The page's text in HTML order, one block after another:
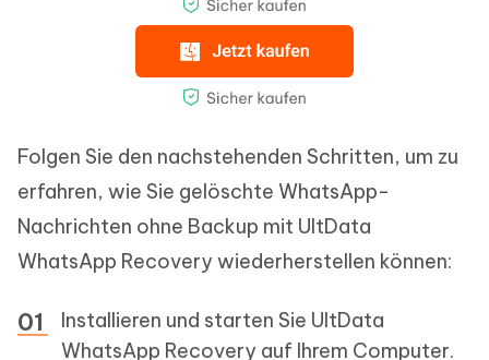
Folgen Sie den nachstehenden Schritten, um zu
erfahren, wie Sie gelöschte WhatsApp-
Nachrichten ohne Backup mit UltData
WhatsApp Recovery wiederherstellen können:
Installieren und starten Sie UltData
WhatsApp Recovery auf Ihrem Computer.